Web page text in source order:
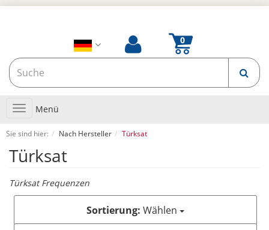
Toggle
navigation
Menü
Sie sind hier: Nach Hersteller Türksat
Türksat
Türksat Frequenzen
Sortierung: Wählen